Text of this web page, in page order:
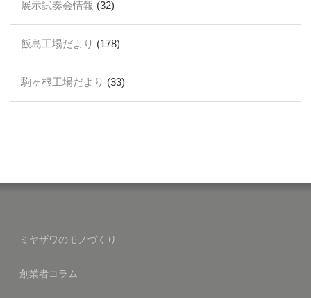
展示試奏会情報 (32)
飯島工場だより (178)
駒ヶ根工場だより (33)
ミヤザワのモノづくり
創業者コラム